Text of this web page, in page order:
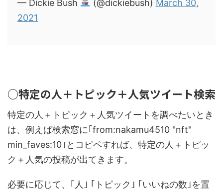
— Dickie Bush (@dickiebush) March 30,
2021
○特定の人＋トピック＋人気ツイート検索
特定の人＋トピック＋人気ツイートを調べたいとき
は、例えば検索窓に｢from:nakamu4510 "nft"
min_faves:10｣とコピペすれば、特定の人＋トピッ
ク＋人気の投稿が出てきます。
必要に応じて、｢人｣ ｢トピック｣ ｢いいねの数｣を置